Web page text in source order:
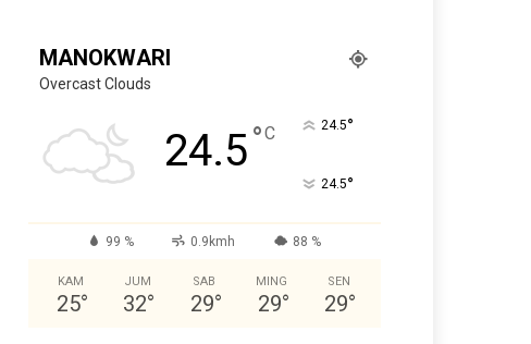
MANOKWARI
Overcast Clouds
24.5°C 24.5°
24.5°
99 % 0.9kmh 88 %
KAM
25°
JUM
32°
SAB
29°
MING
29°
SEN
29°